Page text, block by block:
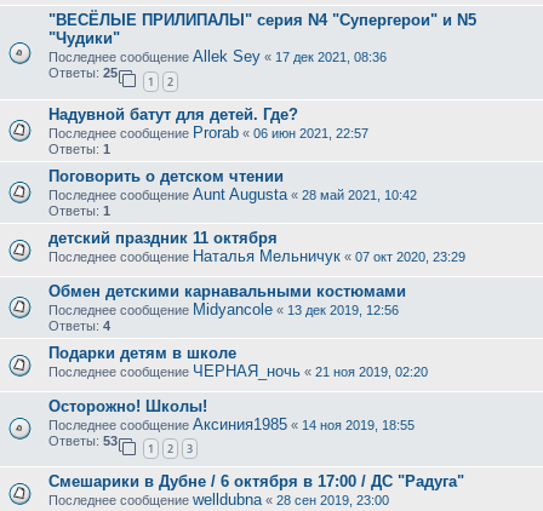
"ВЕСЁЛЫЕ ПРИЛИПАЛЫ" серия N4 "Cупергерои" и N5
"Чудики"
Последнее сообщение Allek Sey « 17 дек 2021, 08:36
Ответы: 25
1 2
Надувной батут для детей. Где?
Последнее сообщение Prorab « 06 июн 2021, 22:57
Ответы: 1
Поговорить о детском чтении
Последнее сообщение Aunt Augusta « 28 май 2021, 10:42
Ответы: 1
детский праздник 11 октября
Последнее сообщение Наталья Мельничук « 07 окт 2020, 23:29
Обмен детскими карнавальными костюмами
Последнее сообщение Midyancole « 13 дек 2019, 12:56
Ответы: 4
Подарки детям в школе
Последнее сообщение ЧЕРНАЯ_ночь « 21 ноя 2019, 02:20
Осторожно! Школы!
Последнее сообщение Aксиния1985 « 14 ноя 2019, 18:55
Ответы: 53
1 2 3
Смешарики в Дубне / 6 октября в 17:00 / ДС "Радуга"
Последнее сообщение welldubna « 28 сен 2019, 23:00